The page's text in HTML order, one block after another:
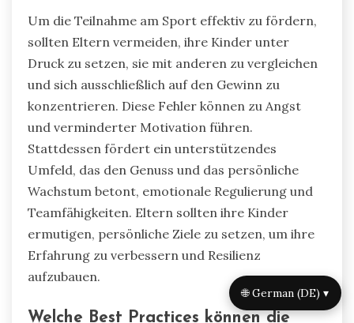
Um die Teilnahme am Sport effektiv zu fördern,
sollten Eltern vermeiden, ihre Kinder unter
Druck zu setzen, sie mit anderen zu vergleichen
und sich ausschließlich auf den Gewinn zu
konzentrieren. Diese Fehler können zu Angst
und verminderter Motivation führen.
Stattdessen fördert ein unterstützendes
Umfeld, das den Genuss und das persönliche
Wachstum betont, emotionale Regulierung und
Teamfähigkeiten. Eltern sollten ihre Kinder
ermutigen, persönliche Ziele zu setzen, um ihre
Erfahrung zu verbessern und Resilienz
aufzubauen.
Welche Best Practices können die
🌐 German (DE) ▾